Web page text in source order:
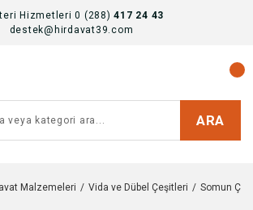
Hizmetleri 0 (288)417 24 43
destek@hirdavat39.com
ARA
Malzemeleri Vida ve Dübel Çeşitleri Somun